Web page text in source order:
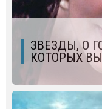
ЗВЕЗДЫ, О
КОТОРЫХ